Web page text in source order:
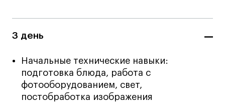
Получить сертификат
Дни открытых
дверей
Дни открытых
дверей
8 495 640 30 92
8 495 640 30 92
3 день
Начальные технические навыки:
подготовка блюда, работа с
фотооборудованием, свет,
постобработка изображения